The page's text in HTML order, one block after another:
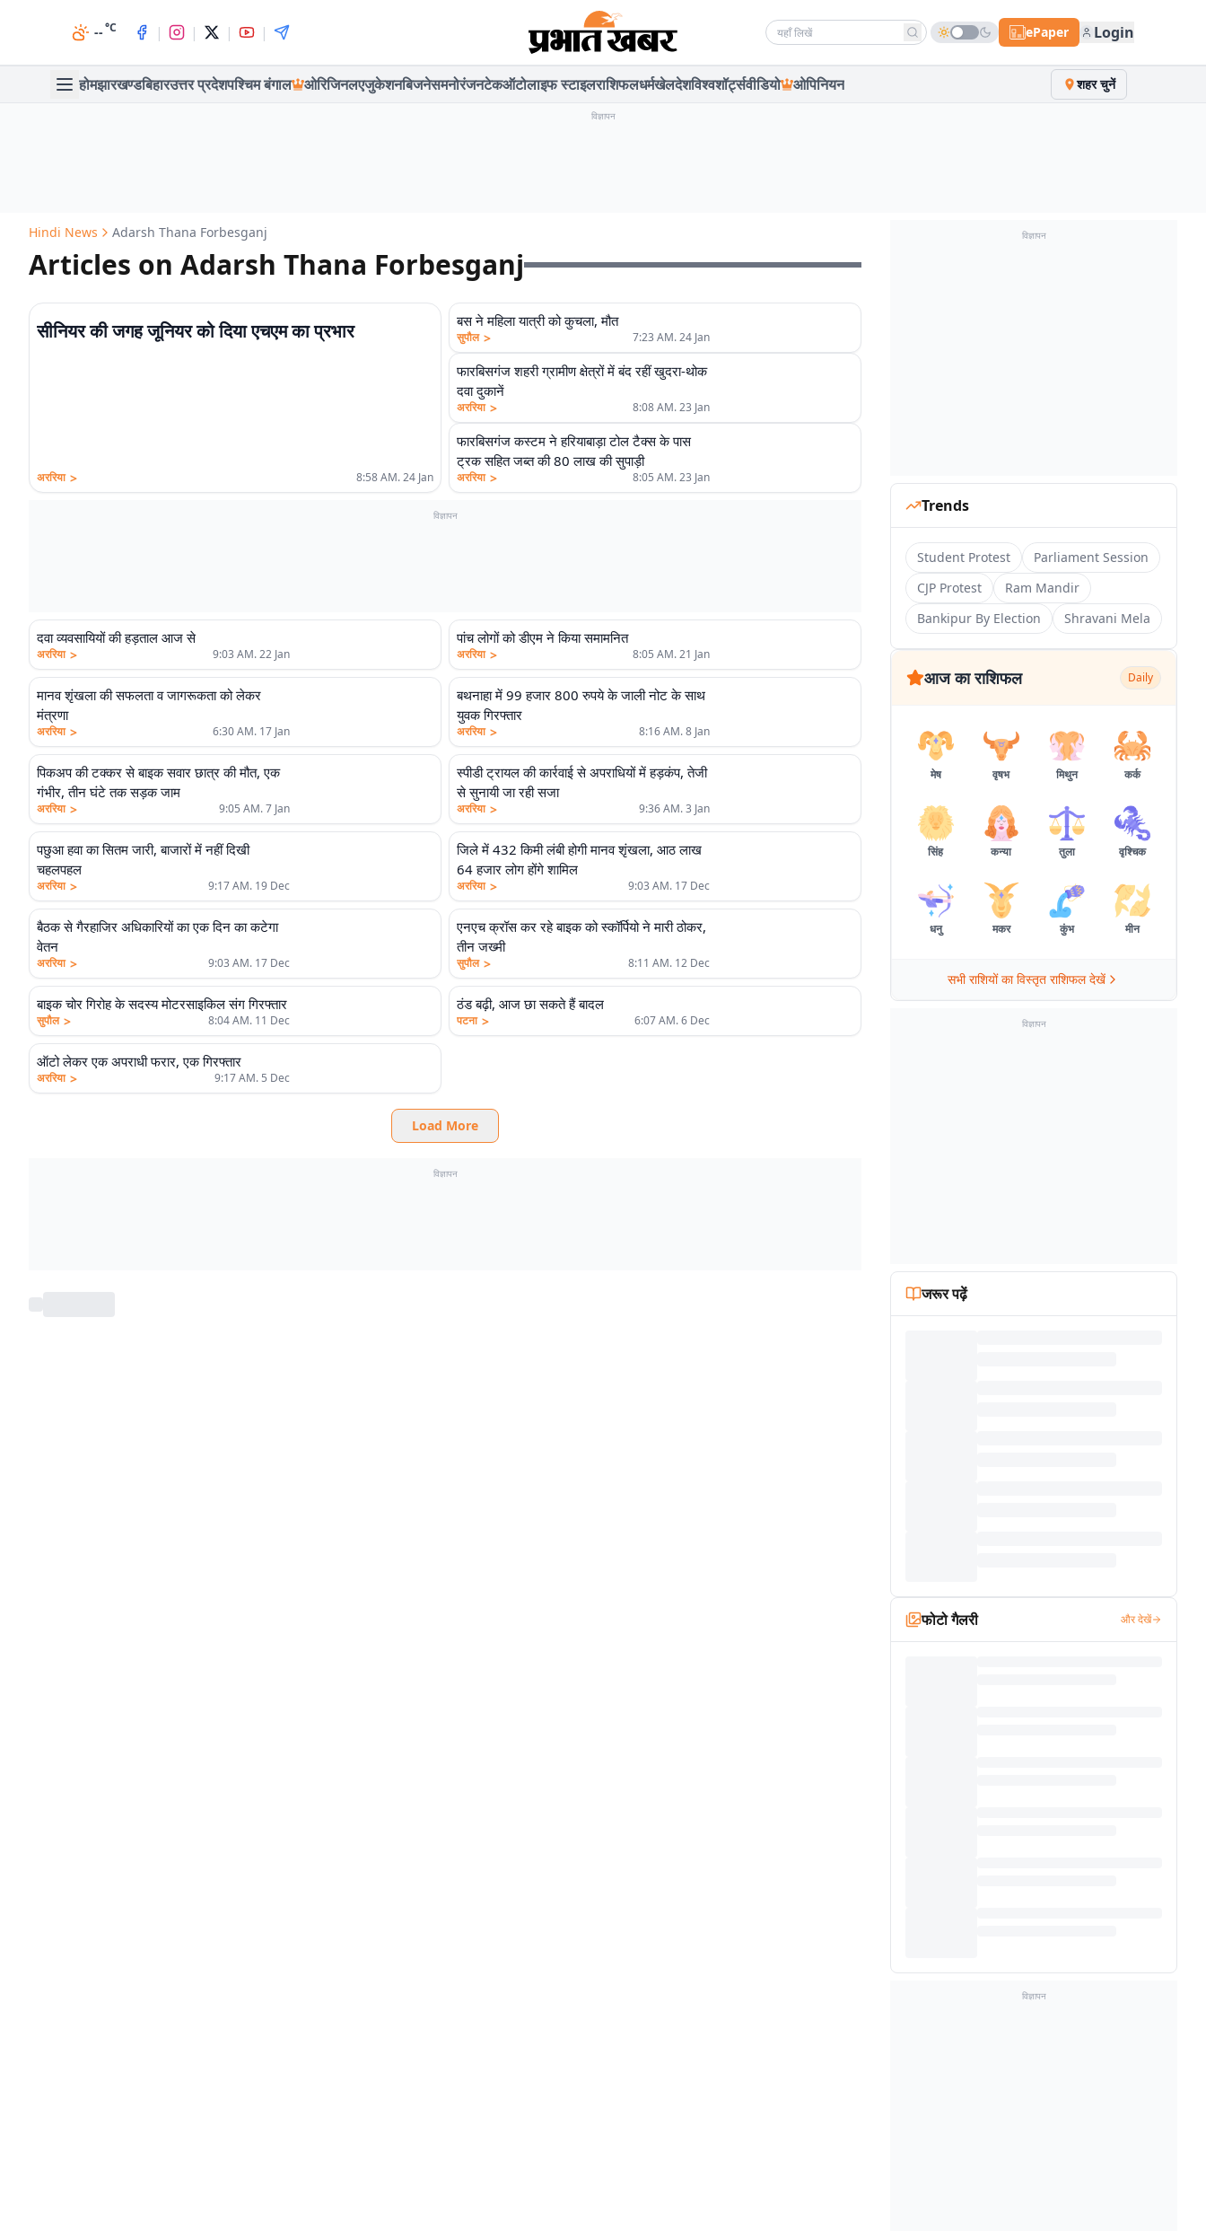
--°C | | | | Search news ePaper Login
होमझारखण्डबिहारउत्तर प्रदेशपश्चिम बंगाल ओरिजिनलएजुकेशनबिजनेसमनोरंजनटेकऑटोलाइफ स्टाइलराशिफलधर्मखेलदेशविश्वशॉर्ट्सवीडियो ओपिनियन शहर चुनें
विज्ञापन
Hindi News Adarsh Thana Forbesganj
Articles on Adarsh Thana Forbesganj
सीनियर की जगह जूनियर को दिया एचएम का प्रभार
अररिया > 8:58 AM. 24 Jan
बस ने महिला यात्री को कुचला, मौत
सुपौल > 7:23 AM. 24 Jan
फारबिसगंज शहरी ग्रामीण क्षेत्रों में बंद रहीं खुदरा-थोक
दवा दुकानें
अररिया > 8:08 AM. 23 Jan
फारबिसगंज कस्टम ने हरियाबाड़ा टोल टैक्स के पास
ट्रक सहित जब्त की 80 लाख की सुपाड़ी
अररिया > 8:05 AM. 23 Jan
विज्ञापन
दवा व्यवसायियों की हड़ताल आज से
अररिया > 9:03 AM. 22 Jan
पांच लोगों को डीएम ने किया समामनित
अररिया > 8:05 AM. 21 Jan
मानव शृंखला की सफलता व जागरूकता को लेकर
मंत्रणा
अररिया > 6:30 AM. 17 Jan
बथनाहा में 99 हजार 800 रुपये के जाली नोट के साथ
युवक गिरफ्तार
अररिया > 8:16 AM. 8 Jan
पिकअप की टक्कर से बाइक सवार छात्र की मौत, एक
गंभीर, तीन घंटे तक सड़क जाम
अररिया > 9:05 AM. 7 Jan
स्पीडी ट्रायल की कार्रवाई से अपराधियों में हड़कंप, तेजी
से सुनायी जा रही सजा
अररिया > 9:36 AM. 3 Jan
पछुआ हवा का सितम जारी, बाजारों में नहीं दिखी
चहलपहल
अररिया > 9:17 AM. 19 Dec
जिले में 432 किमी लंबी होगी मानव शृंखला, आठ लाख
64 हजार लोग होंगे शामिल
अररिया > 9:03 AM. 17 Dec
बैठक से गैरहाजिर अधिकारियों का एक दिन का कटेगा
वेतन
अररिया > 9:03 AM. 17 Dec
एनएच क्रॉस कर रहे बाइक को स्कॉर्पियो ने मारी ठोकर,
तीन जख्मी
सुपौल > 8:11 AM. 12 Dec
बाइक चोर गिरोह के सदस्य मोटरसाइकिल संग गिरफ्तार
सुपौल > 8:04 AM. 11 Dec
ठंड बढ़ी, आज छा सकते हैं बादल
पटना > 6:07 AM. 6 Dec
ऑटो लेकर एक अपराधी फरार, एक गिरफ्तार
अररिया > 9:17 AM. 5 Dec
Load More
विज्ञापन
विज्ञापन
Trends
Student Protest
Parliament Session
CJP Protest
Ram Mandir
Bankipur By Election
Shravani Mela
आज का राशिफल Daily
मेष वृषभ मिथुन कर्क
सिंह कन्या तुला वृश्चिक
धनु मकर कुंभ मीन
सभी राशियों का विस्तृत राशिफल देखें
विज्ञापन
जरूर पढ़ें
फोटो गैलरी और देखें
विज्ञापन